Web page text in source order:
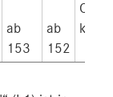
ab
153
ab
152